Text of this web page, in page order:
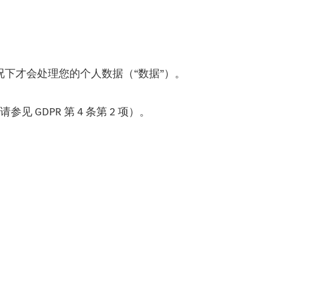
才会处理您的个人数据（“数据”）。
见 GDPR 第 4 条第 2 项）。